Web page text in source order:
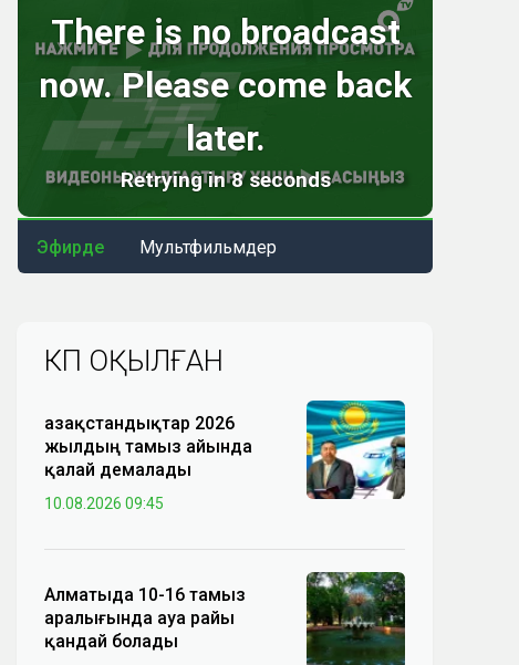
Эфирде Мультфильмдер
КӨП ОҚЫЛҒАН
Қазақстандықтар 2026
жылдың тамыз айында
қалай демалады
10.08.2026 09:45
Алматыда 10-16 тамыз
аралығында ауа райы
қандай болады